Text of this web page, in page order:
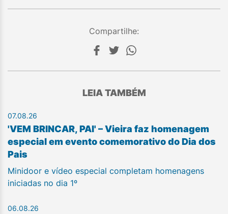
Compartilhe:
LEIA TAMBÉM
07.08.26
'VEM BRINCAR, PAI' – Vieira faz homenagem
especial em evento comemorativo do Dia dos
Pais
Minidoor e vídeo especial completam homenagens
iniciadas no dia 1º
06.08.26